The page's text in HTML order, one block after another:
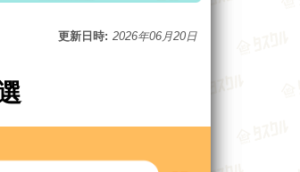
更新日時: 2026年06月20日